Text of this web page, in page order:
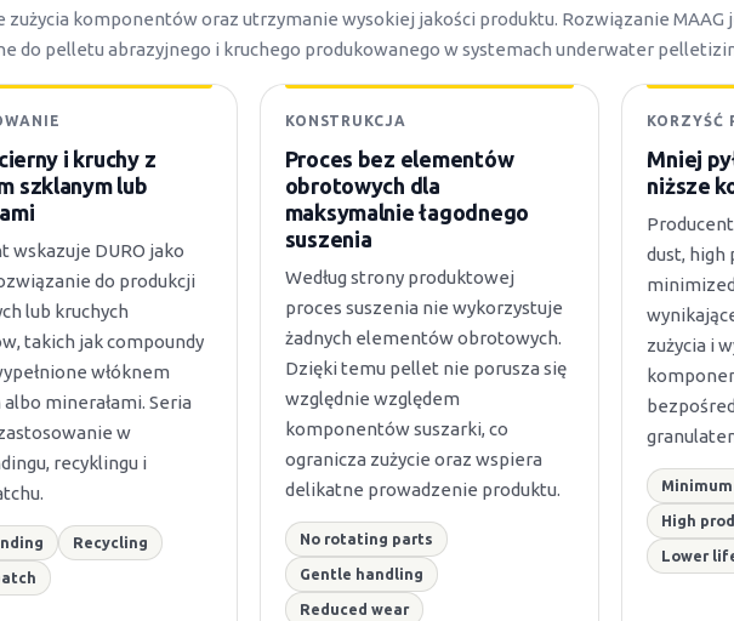
zużycia komponentów oraz utrzymanie wysokiej jakości produktu. Rozwiązanie MAAG
do pelletu abrazyjnego i kruchego produkowanego w systemach underwater
i kruchy z
szklanym lub
wskazuje DURO jako
do produkcji
lub kruchych
takich jak compoundy
włóknem
minerałami. Seria
w
recyklingu i
Recycling
KONSTRUKCJA
Proces bez elementów
obrotowych dla
maksymalnie łagodnego
suszenia
Według strony produktowej
proces suszenia nie wykorzystuje
żadnych elementów obrotowych.
Dzięki temu pellet nie porusza się
względnie względem
komponentów suszarki, co
ogranicza zużycie oraz wspiera
delikatne prowadzenie produktu.
No rotating parts
Gentle handling
Reduced wear
KORZYŚĆ
Mniej
niższe
dust, high
zużycia i
High
Lower